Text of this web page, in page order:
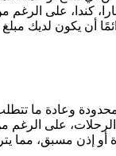
كندا، على الرغم
أن يكون لديك
محدودة وعادة ما
على الرغم
أو إذن مسبق، مما